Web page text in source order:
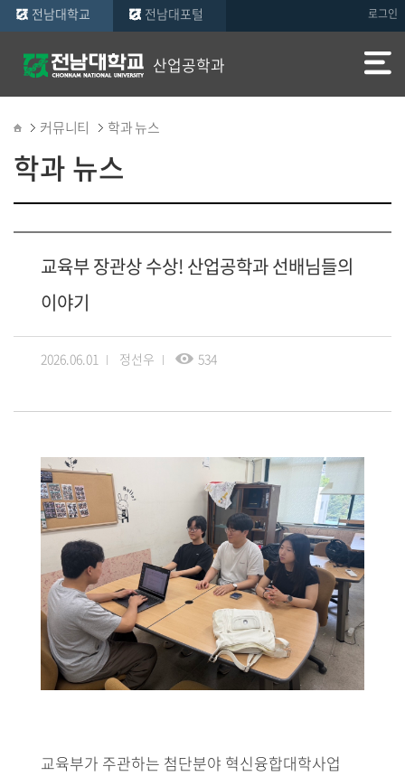
로그인
전남대학교 전남대포털
산업공학과
커뮤니티 학과 뉴스
학과 뉴스
교육부 장관상 수상! 산업공학과 선배님들의
이야기
2026.06.01 정선우 534
교육부가 주관하는 첨단분야 혁신융합대학사업